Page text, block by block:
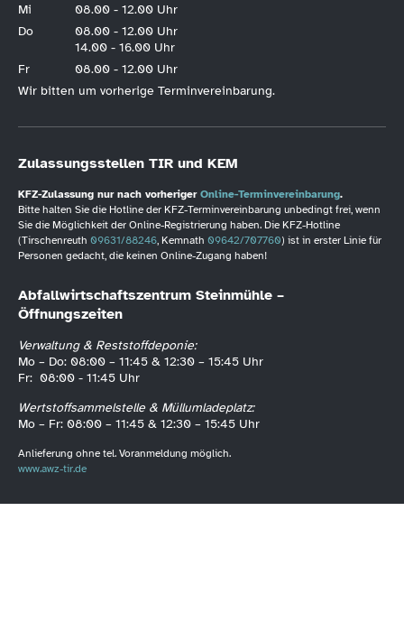
Mi
08.00 - 12.00 Uhr
Do
08.00 - 12.00 Uhr
14.00 - 16.00 Uhr
Fr
08.00 - 12.00 Uhr
Wir bitten um vorherige Terminvereinbarung.
Zulassungsstellen TIR und KEM
KFZ-Zulassung nur nach vorheriger Online-Terminvereinbarung.
Bitte halten Sie die Hotline der KFZ-Terminvereinbarung unbedingt frei, wenn
Sie die Möglichkeit der Online-Registrierung haben. Die KFZ-Hotline
(Tirschenreuth 09631/88246, Kemnath 09642/707760) ist in erster Linie für
Personen gedacht, die keinen Online-Zugang haben!
Abfallwirtschaftszentrum Steinmühle –
Öffnungszeiten
Verwaltung & Reststoffdeponie:
Mo – Do: 08:00 – 11:45 & 12:30 – 15:45 Uhr
Fr: 08:00 - 11:45 Uhr
Wertstoffsammelstelle & Müllumladeplatz:
Mo – Fr: 08:00 – 11:45 & 12:30 – 15:45 Uhr
Anlieferung ohne tel. Voranmeldung möglich.
www.awz-tir.de